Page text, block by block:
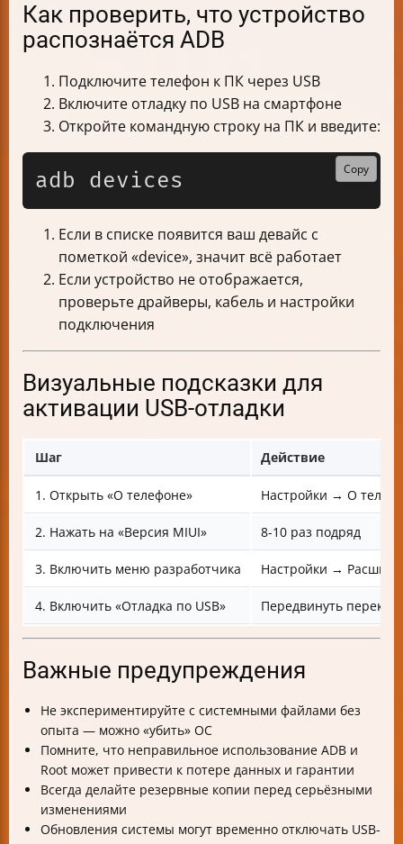
Как проверить, что устройство
распознаётся ADB
Подключите телефон к ПК через USB
Включите отладку по USB на смартфоне
Откройте командную строку на ПК и введите:
Copy
Если в списке появится ваш девайс с
пометкой «device», значит всё работает
Если устройство не отображается,
проверьте драйверы, кабель и настройки
подключения
Визуальные подсказки для
активации USB-отладки
Шаг Действие
1. Открыть «О телефоне» Настройки → О
2. Нажать на «Версия MIUI» 8-10 раз подряд
3. Включить меню разработчика Настройки →
4. Включить «Отладка по USB» Передвинуть
Важные предупреждения
Не экспериментируйте с системными файлами без
опыта — можно «убить» ОС
Помните, что неправильное использование ADB и
Root может привести к потере данных и гарантии
Всегда делайте резервные копии перед серьёзными
изменениями
Обновления системы могут временно отключать USB-